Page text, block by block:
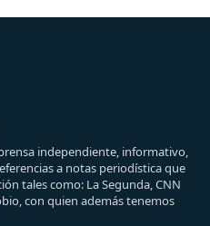
independiente, informativo,
a notas periodística que
tales como: La Segunda, CNN
con quien además tenemos